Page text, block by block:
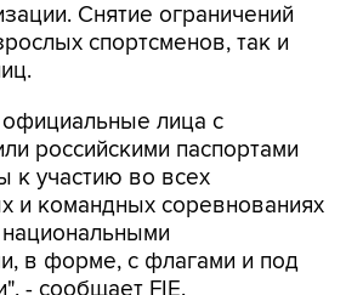
Снятие ограничений
спортсменов, так и
лица с
российскими паспортами
к участию во всех
и командных соревнованиях
в форме, с флагами и под